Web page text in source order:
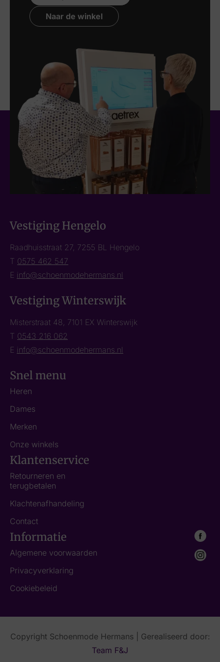
Naar de winkel
Vestiging Hengelo
Raadhuisstraat 27, 7255 BL Hengelo
T 0575 462 547
E info@schoenmodehermans.nl
Vestiging Winterswijk
Misterstraat 48, 7101 EX Winterswijk
T 0543 216 062
E info@schoenmodehermans.nl
Snel menu
Heren
Dames
Merken
Onze winkels
Klantenservice
Retourneren en
terugbetalen
Klachtenafhandeling
Contact
Informatie
Algemene voorwaarden
Privacyverklaring
Cookiebeleid
Copyright Schoenmode Hermans | Gerealiseerd door:
Team F&J